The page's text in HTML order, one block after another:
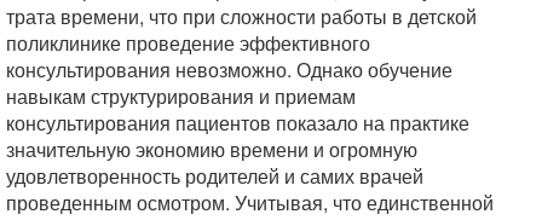
трата времени, что при сложности работы в детской
поликлинике проведение эффективного
консультирования невозможно. Однако обучение
навыкам структурирования и приемам
консультирования пациентов показало на практике
значительную экономию времени и огромную
удовлетворенность родителей и самих врачей
проведенным осмотром. Учитывая, что единственной